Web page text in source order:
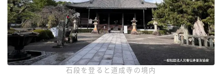
石段を登ると道成寺の境内